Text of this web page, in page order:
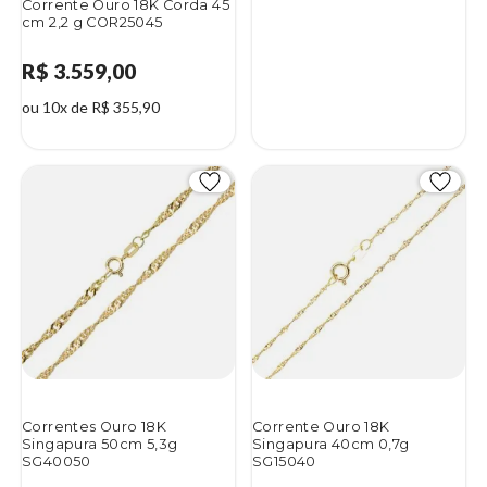
Corrente Ouro 18K Corda 45
cm 2,2 g COR25045
R$ 3.559,00
ou 10x de R$ 355,90
Correntes Ouro 18K
Singapura 50cm 5,3g
SG40050
Corrente Ouro 18K
Singapura 40cm 0,7g
SG15040